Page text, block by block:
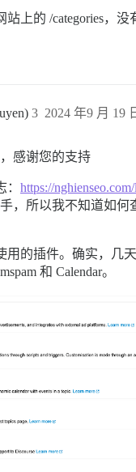
上的 /categories，
2024 年9 月 19
3
感谢您的支持
https://
，所以我不知道如何
用的插件。确实，几
和 Calendar。